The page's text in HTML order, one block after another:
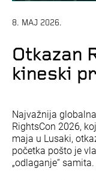
8. MAJ 2026.
Otkazan
kineski
Najvažnija
RightsCon 2026,
maja u Lusaki,
početka pošto je
„odlaganje“ samita.